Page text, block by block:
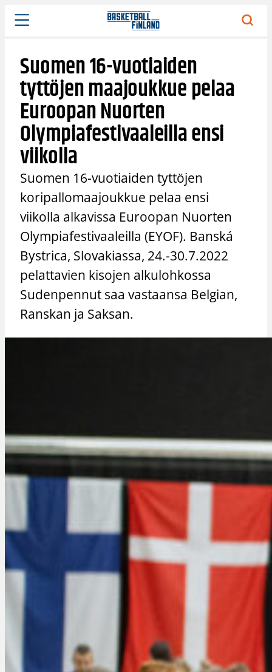
Siirry
sisältöön
Suomen 16-vuotiaiden
tyttöjen maajoukkue pelaa
Euroopan Nuorten
Olympiafestivaaleilla ensi
viikolla
Suomen 16-vuotiaiden tyttöjen
koripallomaajoukkue pelaa ensi
viikolla alkavissa Euroopan Nuorten
Olympiafestivaaleilla (EYOF). Banská
Bystrica, Slovakiassa, 24.-30.7.2022
pelattavien kisojen alkulohkossa
Sudenpennut saa vastaansa Belgian,
Ranskan ja Saksan.